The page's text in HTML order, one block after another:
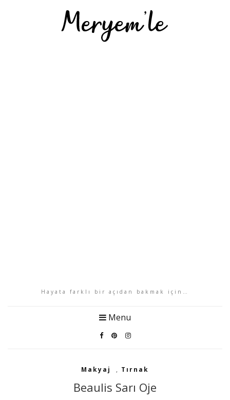
Hayata farklı bir açıdan bakmak için…
Menu
Makyaj , Tırnak
Beaulis Sarı Oje